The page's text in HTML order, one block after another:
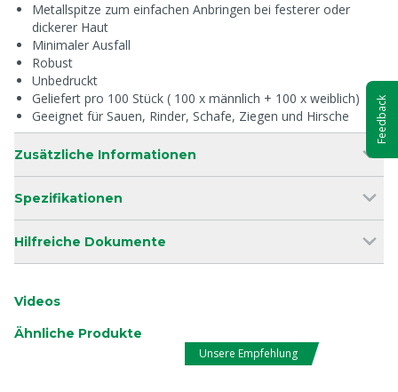
Metallspitze zum einfachen Anbringen bei festerer oder
dickerer Haut
Minimaler Ausfall
Robust
Unbedruckt
Geliefert pro 100 Stück ( 100 x männlich + 100 x weiblich)
Geeignet für Sauen, Rinder, Schafe, Ziegen und Hirsche
Zusätzliche Informationen
Spezifikationen
Hilfreiche Dokumente
Videos
Ähnliche Produkte
Unsere Empfehlung
Feedback